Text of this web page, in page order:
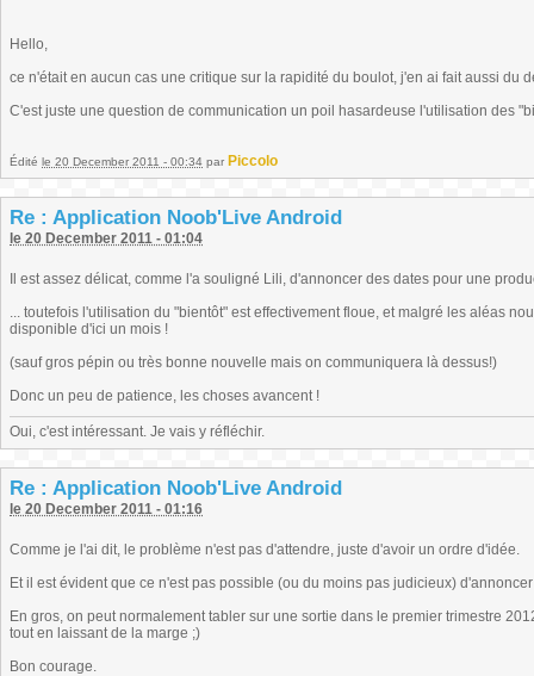
Hello,
ce n'était en aucun cas une critique sur la rapidité du boulot, j'en ai fait aussi du
C'est juste une question de communication un poil hasardeuse l'utilisation des
Édité le 20 December 2011 - 00:34 par Piccolo
Re : Application Noob'Live Android
le 20 December 2011 - 01:04
Il est assez délicat, comme l'a souligné Lili, d'annoncer des dates pour une
... toutefois l'utilisation du "bientôt" est effectivement floue, et malgré les aléas
disponible d'ici un mois !
(sauf gros pépin ou très bonne nouvelle mais on communiquera là dessus!)
Donc un peu de patience, les choses avancent !
Oui, c'est intéressant. Je vais y réfléchir.
Re : Application Noob'Live Android
le 20 December 2011 - 01:16
Comme je l'ai dit, le problème n'est pas d'attendre, juste d'avoir un ordre d'idée.
Et il est évident que ce n'est pas possible (ou du moins pas judicieux)
En gros, on peut normalement tabler sur une sortie dans le premier trimestre
tout en laissant de la marge ;)
Bon courage.